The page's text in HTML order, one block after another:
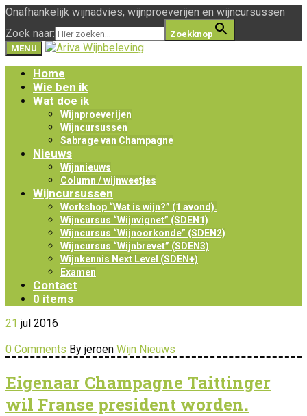
Onafhankelijk wijnadvies, wijnproeverijen en wijncursussen
Zoek naar:
Zoekknop
MENU
Home
Wie ben ik
Wat doe ik
Wijnproeverijen
Wijncursussen
Sabrage van Champagne
Nieuws
Wijnnieuws
Column / wijnweetjes
Wijncursussen
Workshop “Wat is wijn?” (1 avond).
Wijncursus “Wijnvignet” (SDEN1)
Wijncursus “Wijnoorkonde” (SDEN2)
Wijncursus “Wijnbrevet” (SDEN3)
Wijnkennis Next Level (SDEN+)
Examen
Contact
0 items
21 jul 2016
0 Comments By jeroen Wijn Nieuws
Eigenaar Champagne Taittinger
wil Franse president worden.